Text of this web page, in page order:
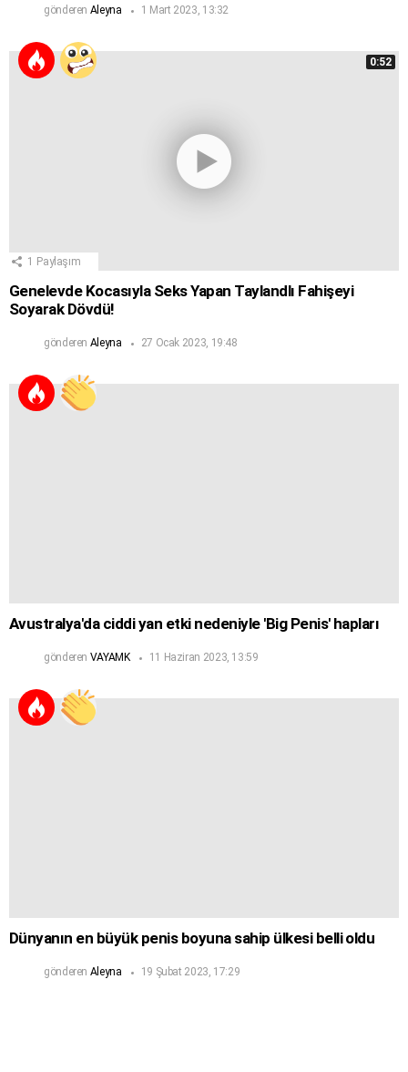
gönderen Aleyna 1 Mart 2023, 13:32
0:52
1 Paylaşım
Genelevde Kocasıyla Seks Yapan Taylandlı Fahişeyi
Soyarak Dövdü!
gönderen Aleyna 27 Ocak 2023, 19:48
Avustralya'da ciddi yan etki nedeniyle 'Big Penis' hapları
gönderen VAYAMK 11 Haziran 2023, 13:59
Dünyanın en büyük penis boyuna sahip ülkesi belli oldu
gönderen Aleyna 19 Şubat 2023, 17:29